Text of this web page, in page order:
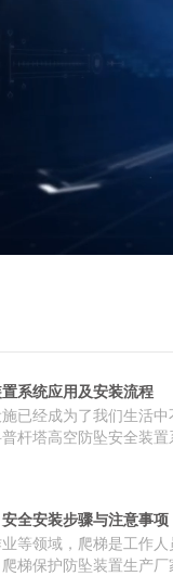
系统应用及安装流程
已经成为了我们生活
杆塔高空防坠安全装置
全安装步骤与注意事项
等领域，爬梯是工作
梯保护防坠装置生产